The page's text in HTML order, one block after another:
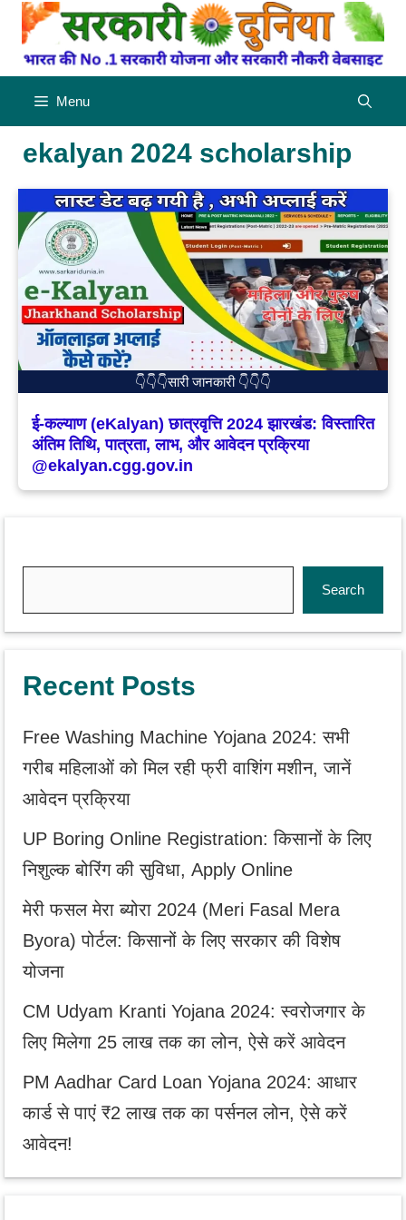
Skip
content
Menu
ekalyan 2024 scholarship
👇👇👇सारी जानकारी 👇👇👇
ई-कल्याण (eKalyan) छात्रवृत्ति 2024 झारखंड: विस्तारित
अंतिम तिथि, पात्रता, लाभ, और आवेदन प्रक्रिया
@ekalyan.cgg.gov.in
Search
Recent Posts
Free Washing Machine Yojana 2024: सभी
गरीब महिलाओं को मिल रही फ्री वाशिंग मशीन, जानें
आवेदन प्रक्रिया
UP Boring Online Registration: किसानों के लिए
निशुल्क बोरिंग की सुविधा, Apply Online
मेरी फसल मेरा ब्योरा 2024 (Meri Fasal Mera
Byora) पोर्टल: किसानों के लिए सरकार की विशेष
योजना
CM Udyam Kranti Yojana 2024: स्वरोजगार के
लिए मिलेगा 25 लाख तक का लोन, ऐसे करें आवेदन
PM Aadhar Card Loan Yojana 2024: आधार
कार्ड से पाएं ₹2 लाख तक का पर्सनल लोन, ऐसे करें
आवेदन!